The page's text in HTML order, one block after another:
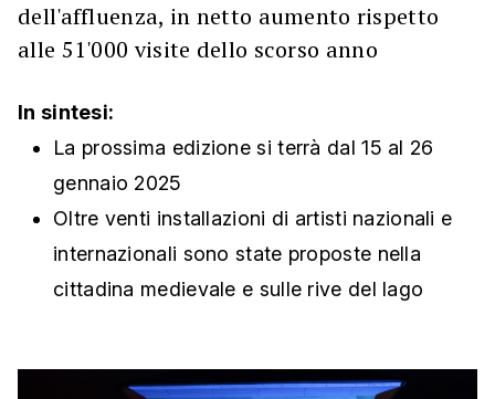
dell'affluenza, in netto aumento rispetto
alle 51'000 visite dello scorso anno
In sintesi:
La prossima edizione si terrà dal 15 al 26
gennaio 2025
Oltre venti installazioni di artisti nazionali e
internazionali sono state proposte nella
cittadina medievale e sulle rive del lago